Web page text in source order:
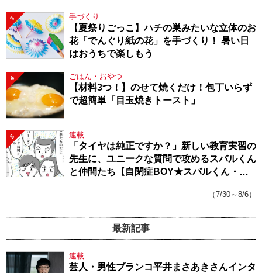
3 手づくり
【夏祭りごっこ】ハチの巣みたいな立体のお
花「でんぐり紙の花」を手づくり！ 暑い日
はおうちで楽しもう
4 ごはん・おやつ
【材料3つ！】のせて焼くだけ！包丁いらず
で超簡単「目玉焼きトースト」
5 連載
「タイヤは純正ですか？」新しい教育実習の
先生に、ユニークな質問で攻めるスバルくん
と仲間たち【自閉症BOY★スバルくん・
（7/30～8/6）
最新記事
連載
芸人・男性ブランコ平井まさあきさんインタ